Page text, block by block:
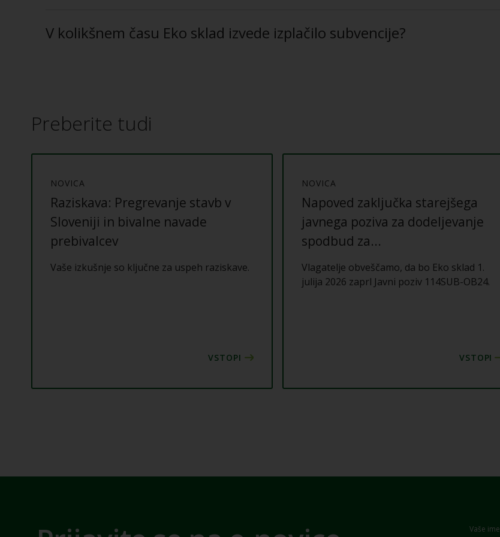
V kolikšnem času Eko sklad izvede izplačilo subvencije?
Preberite tudi
NOVICA
Raziskava: Pregrevanje stavb v
Sloveniji in bivalne navade
prebivalcev
Vaše izkušnje so ključne za uspeh raziskave.
NOVICA
Napoved zaključka starejšega
javnega poziva za dodeljevanje
spodbud za...
Vlagatelje obveščamo, da bo Eko sklad 1.
julija 2026 zaprl Javni poziv 114SUB-OB24.
Vaše ime